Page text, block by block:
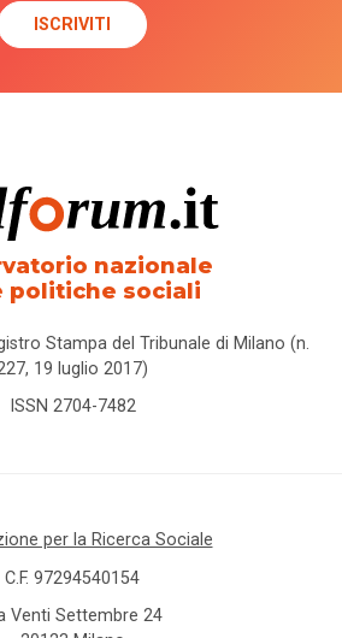
nazionale
politiche sociali
Stampa del Tribunale di Milano (n.
19 luglio 2017)
ISSN 2704-7482
per la Ricerca Sociale
C.F. 97294540154
Venti Settembre 24